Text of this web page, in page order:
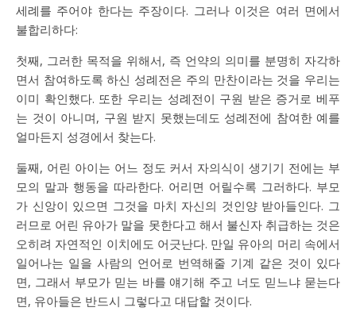
세례를 주어야 한다는 주장이다. 그러나 이것은 여러 면에서
불합리하다:
첫째, 그러한 목적을 위해서, 즉 언약의 의미를 분명히 자각하
면서 참여하도록 하신 성례전은 주의 만찬이라는 것을 우리는
이미 확인했다. 또한 우리는 성례전이 구원 받은 증거로 베푸
는 것이 아니며, 구원 받지 못했는데도 성례전에 참여한 예를
얼마든지 성경에서 찾는다.
둘째, 어린 아이는 어느 정도 커서 자의식이 생기기 전에는 부
모의 말과 행동을 따라한다. 어리면 어릴수록 그러하다. 부모
가 신앙이 있으면 그것을 마치 자신의 것인양 받아들인다. 그
러므로 어린 유아가 말을 못한다고 해서 불신자 취급하는 것은
오히려 자연적인 이치에도 어긋난다. 만일 유아의 머리 속에서
일어나는 일을 사람의 언어로 번역해줄 기계 같은 것이 있다
면, 그래서 부모가 믿는 바를 얘기해 주고 너도 믿느냐 묻는다
면, 유아들은 반드시 그렇다고 대답할 것이다.